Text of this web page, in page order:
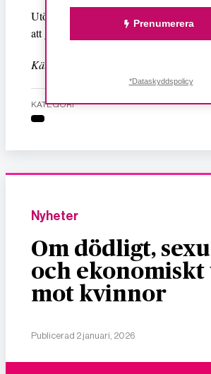
Utöver äran får pristagaren 15 000
att gynna verksamheten.
Källa: Aftonbladet
KATEGORI
Nyheter
Om dödligt,
och ekonomiskt
mot kvinnor
Publicerad 2 januari, 2026
Prenumerera
*Dataskyddspolicy